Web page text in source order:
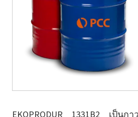
EKOPRODUR 1331B2 เป็นก